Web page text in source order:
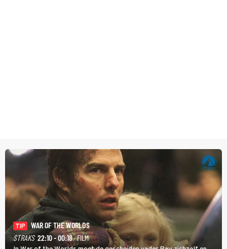
TIP
WAR OF THE WORLDS
STRAKS 22:10 - 00:18· FILM